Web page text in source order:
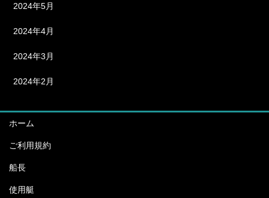
2024年5月
2024年4月
2024年3月
2024年2月
ホーム
ご利用規約
船長
使用艇